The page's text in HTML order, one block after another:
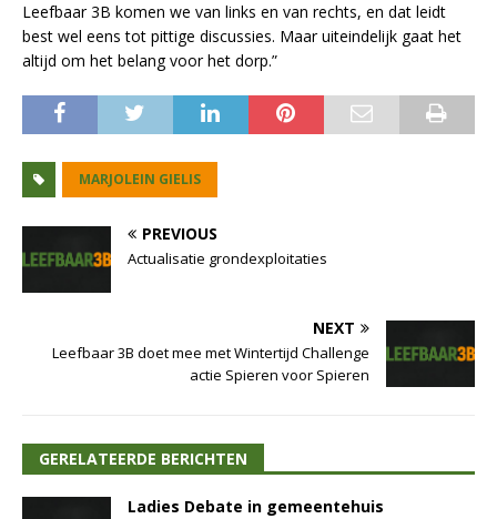
Leefbaar 3B komen we van links en van rechts, en dat leidt
best wel eens tot pittige discussies. Maar uiteindelijk gaat het
altijd om het belang voor het dorp.”
MARJOLEIN GIELIS
PREVIOUS
Actualisatie grondexploitaties
NEXT
Leefbaar 3B doet mee met Wintertijd Challenge
actie Spieren voor Spieren
GERELATEERDE BERICHTEN
Ladies Debate in gemeentehuis